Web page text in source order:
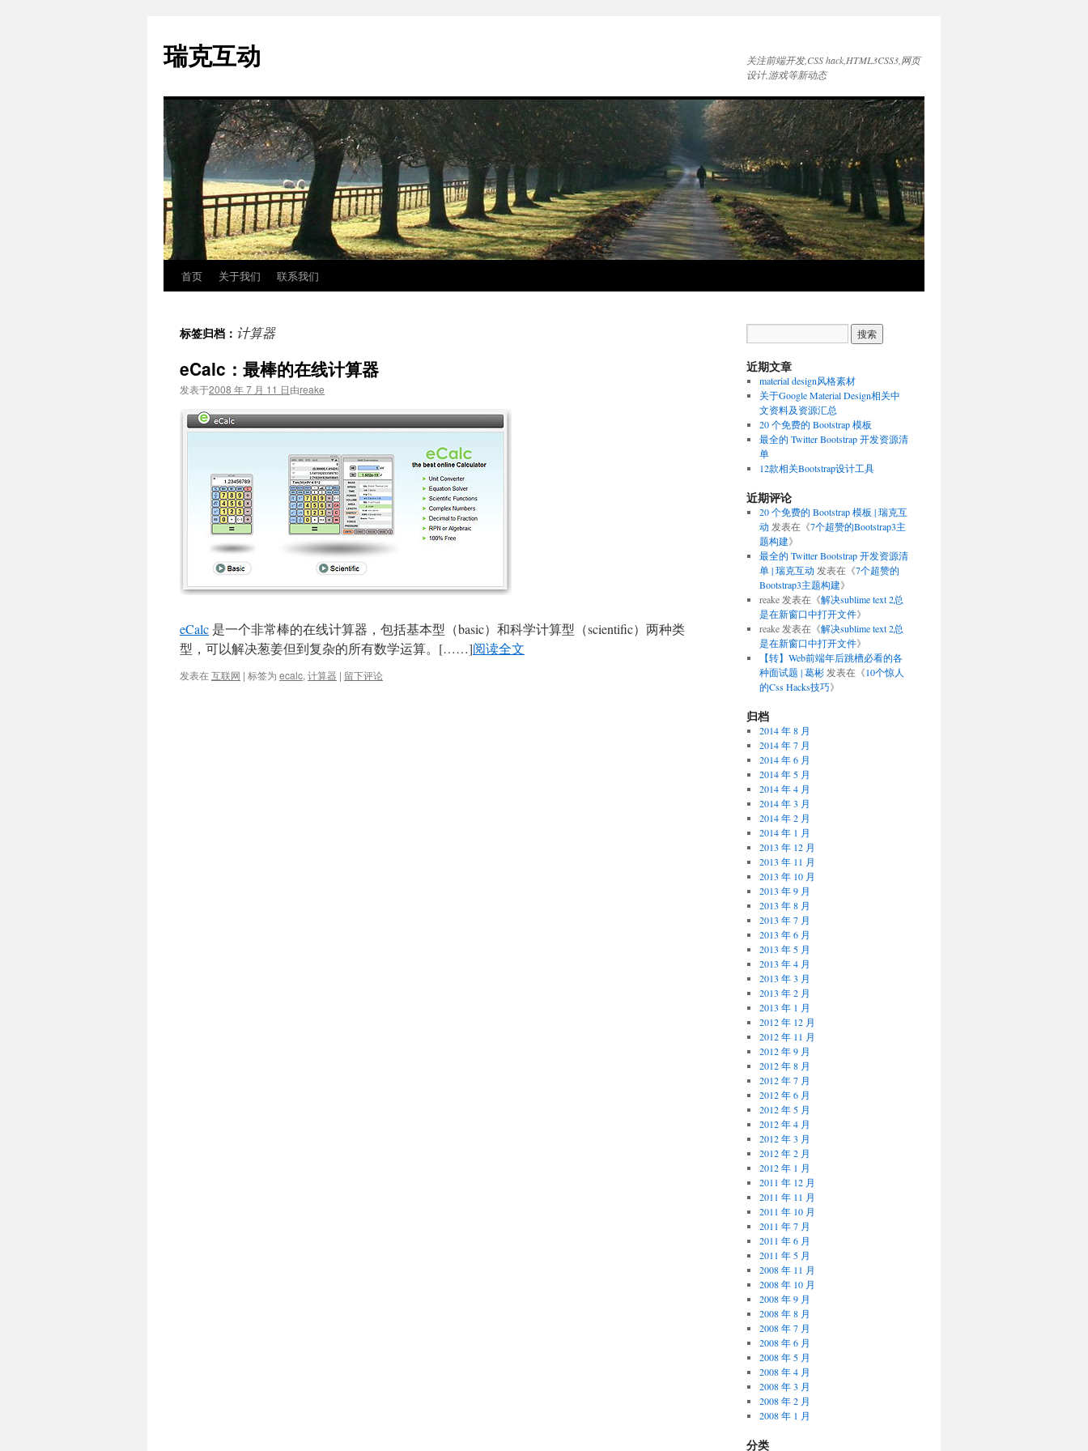
瑞克互动
关注前端开发,CSS hack,HTML3CSS3,网页
设计,游戏等新动态
正
文
首页 关于我们 联系我们
标签归档： 计算器
eCalc：最棒的在线计算器
发表于2008 年 7 月 11 日由reake
eCalc 是一个非常棒的在线计算器，包括基本型（basic）和科学计算型（scientific）两种类
型，可以解决葱姜但到复杂的所有数学运算。[……]阅读全文
发表在互联网 | 标签为 ecalc, 计算器 | 留下评论
近期文章
material design风格素材
关于Google Material Design相关中
文资料及资源汇总
20 个免费的 Bootstrap 模板
最全的 Twitter Bootstrap 开发资源清
单
12款相关Bootstrap设计工具
近期评论
20 个免费的 Bootstrap 模板 | 瑞克互
动 发表在《7个超赞的Bootstrap3主
题构建》
最全的 Twitter Bootstrap 开发资源清
单 | 瑞克互动 发表在《7个超赞的
Bootstrap3主题构建》
reake发表在《解决sublime text 2总
是在新窗口中打开文件》
reake发表在《解决sublime text 2总
是在新窗口中打开文件》
【转】Web前端年后跳槽必看的各
种面试题 | 葛彬发表在《10个惊人
的Css Hacks技巧》
归档
2014 年 8 月
2014 年 7 月
2014 年 6 月
2014 年 5 月
2014 年 4 月
2014 年 3 月
2014 年 2 月
2014 年 1 月
2013 年 12 月
2013 年 11 月
2013 年 10 月
2013 年 9 月
2013 年 8 月
2013 年 7 月
2013 年 6 月
2013 年 5 月
2013 年 4 月
2013 年 3 月
2013 年 2 月
2013 年 1 月
2012 年 12 月
2012 年 11 月
2012 年 9 月
2012 年 8 月
2012 年 7 月
2012 年 6 月
2012 年 5 月
2012 年 4 月
2012 年 3 月
2012 年 2 月
2012 年 1 月
2011 年 12 月
2011 年 11 月
2011 年 10 月
2011 年 7 月
2011 年 6 月
2011 年 5 月
2008 年 11 月
2008 年 10 月
2008 年 9 月
2008 年 8 月
2008 年 7 月
2008 年 6 月
2008 年 5 月
2008 年 4 月
2008 年 3 月
2008 年 2 月
2008 年 1 月
分类